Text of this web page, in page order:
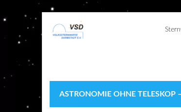
ASTRONOMIE OHNE TELESKOP